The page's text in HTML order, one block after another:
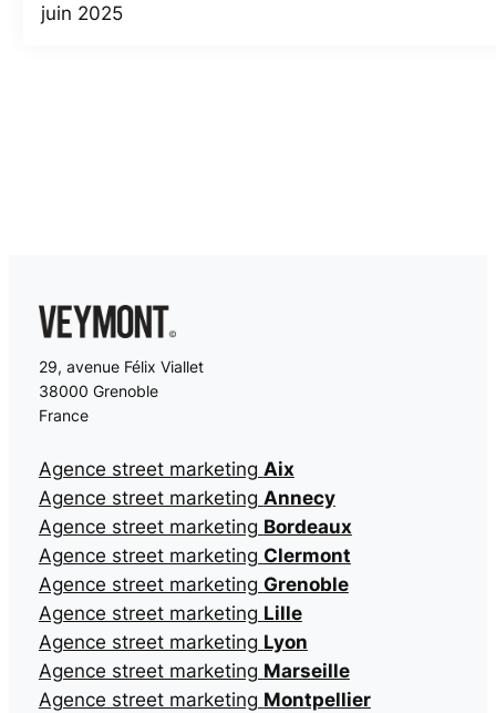
juin 2025
29, avenue Félix Viallet
38000 Grenoble
France
Agence street marketing Aix
Agence street marketing Annecy
Agence street marketing Bordeaux
Agence street marketing Clermont
Agence street marketing Grenoble
Agence street marketing Lille
Agence street marketing Lyon
Agence street marketing Marseille
Agence street marketing Montpellier